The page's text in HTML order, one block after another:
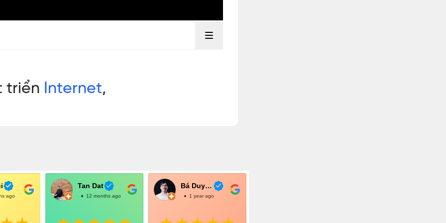
ago
Tan Dat
@TanDat12 months ago
Bá Duy Võ
@BáDuyVõ1 year ago